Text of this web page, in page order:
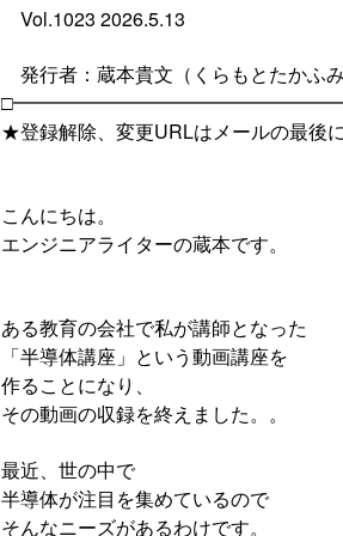
Vol.1023 2026.5.13
発行者：蔵本貴文（くらもとたかふみ
★登録解除、変更URLはメールの最後
こんにちは。
エンジニアライターの蔵本です。
ある教育の会社で私が講師となった
「半導体講座」という動画講座を
作ることになり、
その動画の収録を終えました。。
最近、世の中で
半導体が注目を集めているので
そんなニーズがあるわけです。